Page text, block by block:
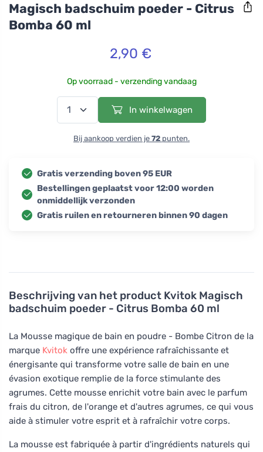
Beschrijving van het product Kvitok Magisch
badschuim poeder - Citrus Bomba 60 ml
La Mousse magique de bain en poudre - Bombe Citron de la
marque Kvitok offre une expérience rafraîchissante et
énergisante qui transforme votre salle de bain en une
évasion exotique remplie de la force stimulante des
agrumes. Cette mousse enrichit votre bain avec le parfum
frais du citron, de l'orange et d'autres agrumes, ce qui vous
aide à stimuler votre esprit et à rafraîchir votre corps.
La mousse est fabriquée à partir d'ingrédients naturels qui
Magisch badschuim poeder - Citrus
Bomba 60 ml
2,90 €
Op voorraad - verzending vandaag
In winkelwagen
Bij aankoop verdien je 72 punten.
Gratis verzending boven 95 EUR
Bestellingen geplaatst voor 12:00 worden
onmiddellijk verzonden
Gratis ruilen en retourneren binnen 90 dagen